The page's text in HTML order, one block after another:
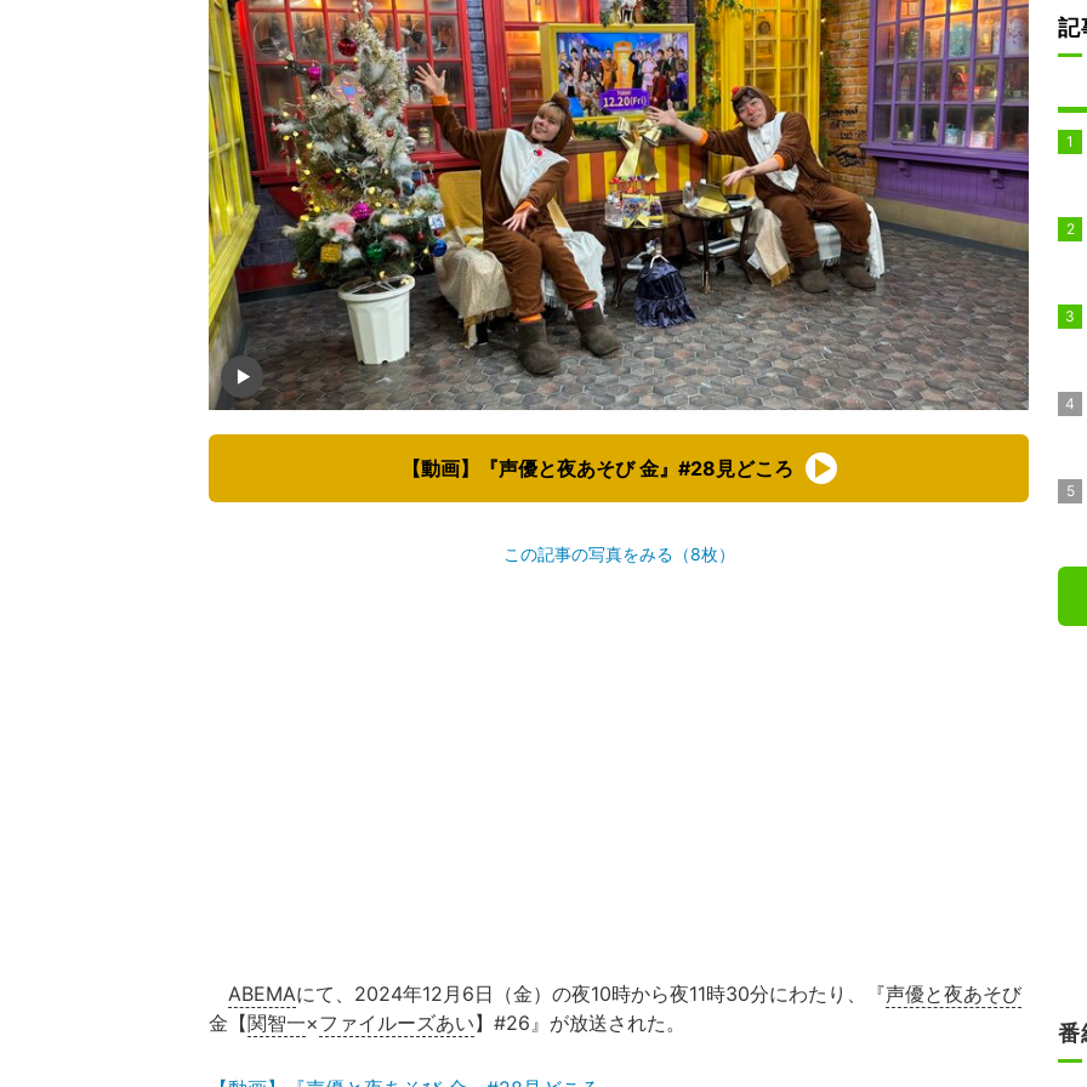
【動画】『声優と夜あそび 金』#28見どころ
この記事の写真をみる（8枚）
ABEMAにて、2024年12月6日（金）の夜10時から夜11時30分にわたり、『声優と夜あそび
金【関智一×ファイルーズあい】#26』が放送された。
記
番